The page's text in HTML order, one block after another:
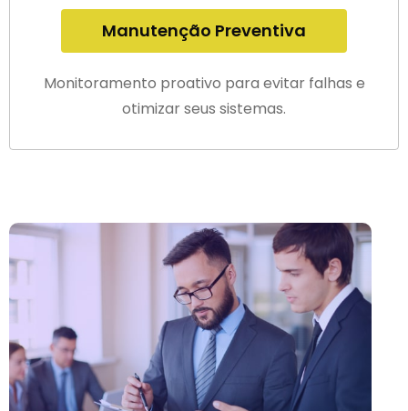
Manutenção Preventiva
Monitoramento proativo para evitar falhas e
otimizar seus sistemas.